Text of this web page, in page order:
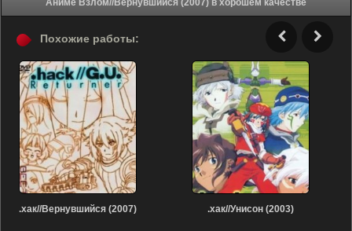
Аниме Взлом//Вернувшийся (2007) в хорошем качестве
Похожие работы:
.хак//Вернувшийся (2007) .хак//Унисон (2003)